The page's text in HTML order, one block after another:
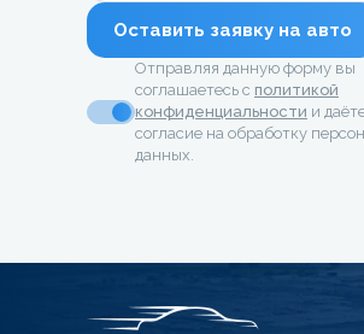
Оставить заявку на авто
Отправляя данную форму вы
соглашаетесь с политикой
конфиденциальности и
согласие на обработку
данных.